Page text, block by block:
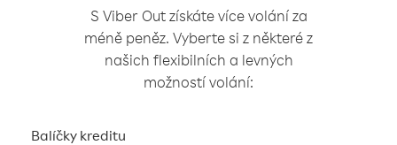
S Viber Out získáte více volání za
méně peněz. Vyberte si z některé z
našich flexibilních a levných
možností volání:
Balíčky kreditu